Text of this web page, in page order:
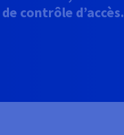
contrôle d’accès.